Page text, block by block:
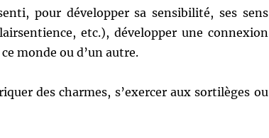
pour développer sa sensibilité, ses sens
etc.), développer une connexion
monde ou d’un autre.
des charmes, s’exercer aux sortilèges ou